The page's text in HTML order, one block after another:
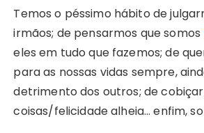
Temos o péssimo hábito de
irmãos; de pensarmos que somos
eles em tudo que fazemos; de
para as nossas vidas sempre,
detrimento dos outros; de
coisas/felicidade alheia… enfim,